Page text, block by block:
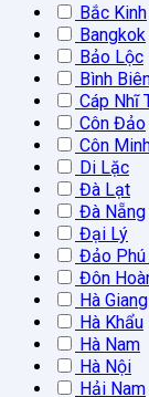
Bắc Kinh
Bangkok
Bảo Lộc
Bình
Cáp Nhĩ
Côn Đảo
Côn
Di Lặc
Đà Lạt
Đà Nẵng
Đại Lý
Đảo Phú
Đôn
Hà Giang
Hà Khẩu
Hà Nam
Hà Nội
Hải Nam